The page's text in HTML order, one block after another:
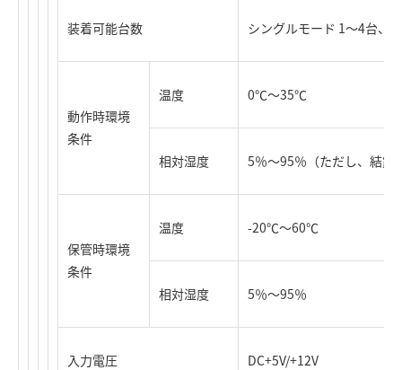
装着可能台数 シングルモード 1～4台、
動作時環境
条件
温度 0℃～35℃
相対湿度 5％～95％（ただし、結露
保管時環境
条件
温度 -20℃～60℃
相対湿度 5％～95％
入力電圧 DC+5V/+12V